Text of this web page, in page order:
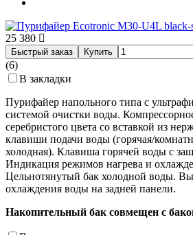
25 380
Быстрый заказ Купить
(6)
В закладки
Пурифайер напольного типа с
системой очистки воды.
серебристого цвета со вставкой из
клавиши подачи воды (горячая/
холодная). Клавиша горячей воды с
Индикация режимов нагрева и
Цельнотянутый бак холодной воды.
охлаждения воды на задней панели.
Накопительный бак совмещен с